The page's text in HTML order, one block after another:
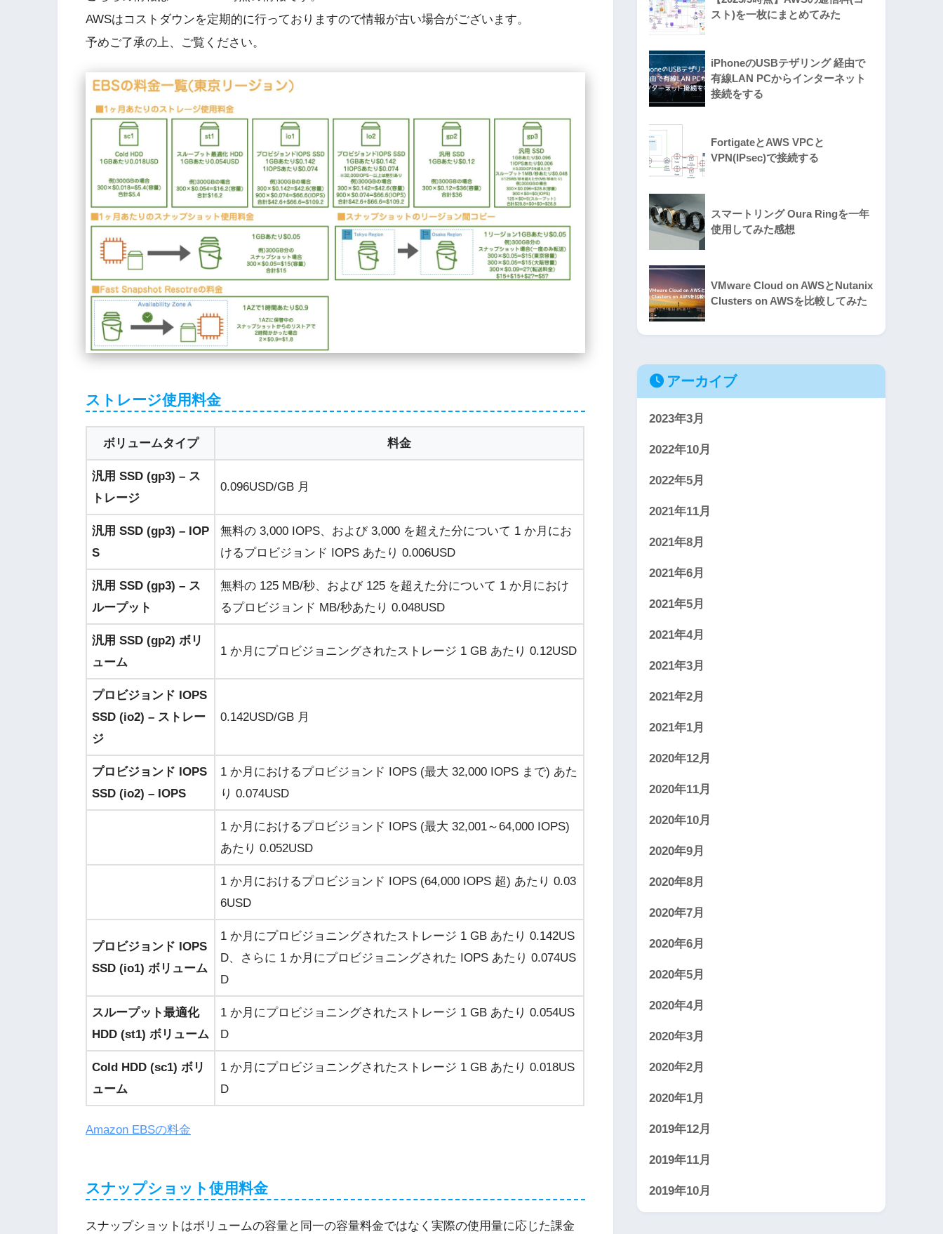
AWSはコストダウンを定期的に行っておりますので情報が古い場合がございます。
予めご了承の上、ご覧ください。
ストレージ使用料金
ボリュームタイプ 料金
汎用 SSD (gp3) – ス
トレージ
0.096USD/GB 月
汎用 SSD (gp3) – IOP
S
無料の 3,000 IOPS、および 3,000 を超えた分について 1 か月にお
けるプロビジョンド IOPS あたり 0.006USD
汎用 SSD (gp3) – ス
ループット
無料の 125 MB/秒、および 125 を超えた分について 1 か月におけ
るプロビジョンド MB/秒あたり 0.048USD
汎用 SSD (gp2) ボリ
ューム
1 か月にプロビジョニングされたストレージ 1 GB あたり 0.12USD
プロビジョンド IOPS
SSD (io2) – ストレー
ジ
0.142USD/GB 月
プロビジョンド IOPS
SSD (io2) – IOPS
1 か月におけるプロビジョンド IOPS (最大 32,000 IOPS まで) あた
り 0.074USD
1 か月におけるプロビジョンド IOPS (最大 32,001～64,000 IOPS)
あたり 0.052USD
1 か月におけるプロビジョンド IOPS (64,000 IOPS 超) あたり 0.03
6USD
プロビジョンド IOPS
SSD (io1) ボリューム
1 か月にプロビジョニングされたストレージ 1 GB あたり 0.142US
D、さらに 1 か月にプロビジョニングされた IOPS あたり 0.074US
D
スループット最適化
HDD (st1) ボリューム
1 か月にプロビジョニングされたストレージ 1 GB あたり 0.054US
D
Cold HDD (sc1) ボリ
ューム
1 か月にプロビジョニングされたストレージ 1 GB あたり 0.018US
D
Amazon EBSの料金
スナップショット使用料金
スナップショットはボリュームの容量と同一の容量料金ではなく実際の使用量に応じた課金
スト)を一枚にまとめてみた
iPhoneのUSBテザリング 経由で
有線LAN PCからインターネット
接続をする
FortigateとAWS VPCと
VPN(IPsec)で接続する
スマートリング Oura Ringを一年
使用してみた感想
VMware Cloud on AWSとNutanix
Clusters on AWSを比較してみた
アーカイブ
2023年3月
2022年10月
2022年5月
2021年11月
2021年8月
2021年6月
2021年5月
2021年4月
2021年3月
2021年2月
2021年1月
2020年12月
2020年11月
2020年10月
2020年9月
2020年8月
2020年7月
2020年6月
2020年5月
2020年4月
2020年3月
2020年2月
2020年1月
2019年12月
2019年11月
2019年10月